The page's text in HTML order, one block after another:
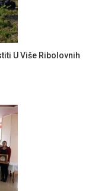
U Više Ribolovnih